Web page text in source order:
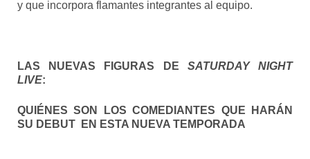
y que incorpora flamantes integrantes al equipo.
LAS NUEVAS FIGURAS DE SATURDAY NIGHT
LIVE:
QUIÉNES SON LOS COMEDIANTES QUE HARÁN
SU DEBUT
EN ESTA NUEVA TEMPORADA